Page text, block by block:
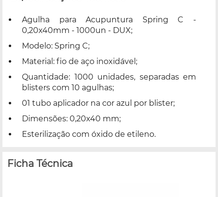
Agulha para Acupuntura Spring C -
0,20x40mm - 1000un - DUX;
Modelo: Spring C;
Material: fio de aço inoxidável;
Quantidade: 1000 unidades, separadas em
blisters com 10 agulhas;
01 tubo aplicador na cor azul por blister;
Dimensões: 0,20x40 mm;
Esterilização com óxido de etileno.
Ficha Técnica